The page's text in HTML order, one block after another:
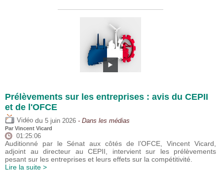
Prélèvements sur les entreprises : avis du CEPII
et de l'OFCE
Vidéo du 5 juin 2026 - Dans les médias
Par Vincent Vicard
01:25:06
Auditionné par le Sénat aux côtés de l’OFCE, Vincent Vicard,
adjoint au directeur au CEPII, intervient sur les prélèvements
pesant sur les entreprises et leurs effets sur la compétitivité.
Lire la suite >